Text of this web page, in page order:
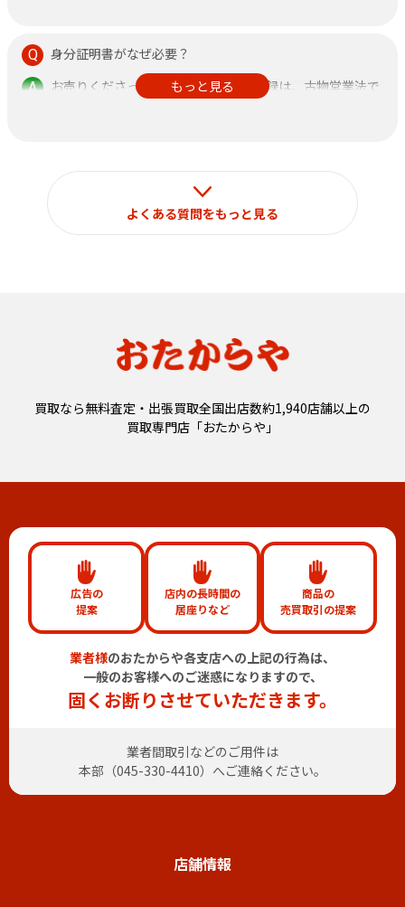
身分証明書がなぜ必要？
お売りくださった方の身分証明書の記録は、古物営業法で
定められておりますのでご了承ください。
もっと見る
よくある質問をもっと見る
買取なら無料査定・出張買取全国出店数約1,940店舗以上の
買取専門店「おたからや」
広告の
提案
店内の長時間の
居座りなど
商品の
売買取引の提案
業者様のおたからや各支店への上記の行為は、
一般のお客様へのご迷惑になりますので、
固くお断りさせていただきます。
業者間取引などのご用件は
本部（045-330-4410）へご連絡ください。
店舗情報